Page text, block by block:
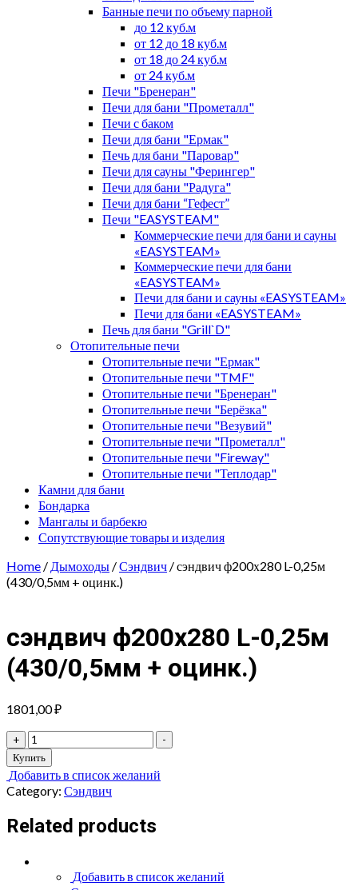
Банные печи по объему парной
до 12 куб.м
от 12 до 18 куб.м
от 18 до 24 куб.м
от 24 куб.м
Печи "Бренеран"
Печи для бани "Прометалл"
Печи с баком
Печи для бани "Ермак"
Печь для бани "Паровар"
Печи для сауны "Ферингер"
Печи для бани "Радуга"
Печи для бани “Гефест”
Печи "EASYSTEAM"
Коммерческие печи для бани и сауны
«EASYSTEAM»
Коммерческие печи для бани
«EASYSTEAM»
Печи для бани и сауны «EASYSTEAM»
Печи для бани «EASYSTEAM»
Печь для бани "Grill`D"
Отопительные печи
Отопительные печи "Ермак"
Отопительные печи "TMF"
Отопительные печи "Бренеран"
Отопительные печи "Берёзка"
Отопительные печи "Везувий"
Отопительные печи "Прометалл"
Отопительные печи "Fireway"
Отопительные печи "Теплодар"
Камни для бани
Бондарка
Мангалы и барбекю
Сопутствующие товары и изделия
Home / Дымоходы /Сэндвич / сэндвич ф200х280 L-0,25м
(430/0,5мм + оцинк.)
сэндвич ф200х280 L-0,25м
(430/0,5мм + оцинк.)
1801,00₽
+
сэндвич
ф200х280
L-
0,25м
(430/0,5мм
+
оцинк.)
-
Купить
Добавить в список желаний
Category: Сэндвич
Related products
Добавить в список желаний